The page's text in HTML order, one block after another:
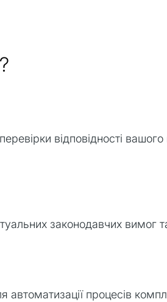
відповідності
законодавчих вимог
автоматизації процесів